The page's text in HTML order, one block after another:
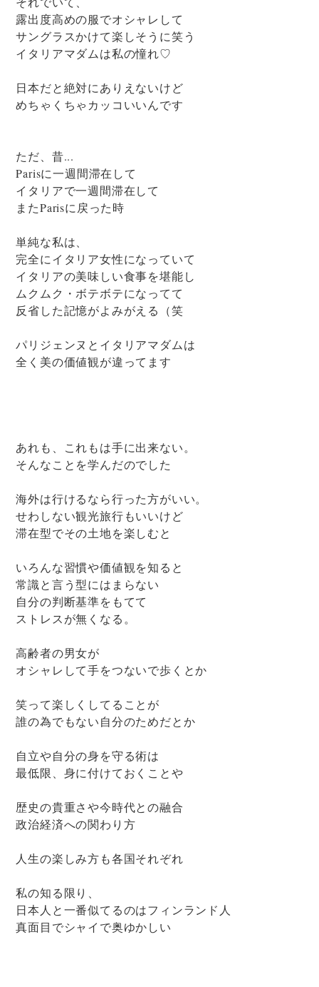
露出度高めの服でオシャレして
サングラスかけて楽しそうに笑う
イタリアマダムは私の憧れ♡
日本だと絶対にありえないけど
めちゃくちゃカッコいいんです
ただ、昔...
Parisに一週間滞在して
イタリアで一週間滞在して
またParisに戻った時
単純な私は、
完全にイタリア女性になっていて
イタリアの美味しい食事を堪能し
ムクムク・ボテボテになってて
反省した記憶がよみがえる（笑
パリジェンヌとイタリアマダムは
全く美の価値観が違ってます
あれも、これもは手に出来ない。
そんなことを学んだのでした
海外は行けるなら行った方がいい。
せわしない観光旅行もいいけど
滞在型でその土地を楽しむと
いろんな習慣や価値観を知ると
常識と言う型にはまらない
自分の判断基準をもてて
ストレスが無くなる。
高齢者の男女が
オシャレして手をつないで歩くとか
笑って楽しくしてることが
誰の為でもない自分のためだとか
自立や自分の身を守る術は
最低限、身に付けておくことや
歴史の貴重さや今時代との融合
政治経済への関わり方
人生の楽しみ方も各国それぞれ
私の知る限り、
日本人と一番似てるのはフィンランド人
真面目でシャイで奥ゆかしい